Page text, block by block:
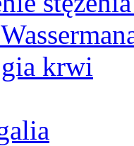
krwi